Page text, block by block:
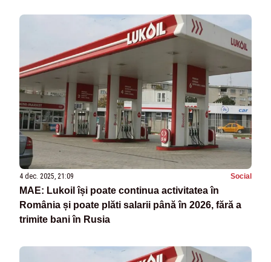
4 dec. 2025, 21:09 Social
MAE: Lukoil își poate continua activitatea în
România și poate plăti salarii până în 2026, fără a
trimite bani în Rusia